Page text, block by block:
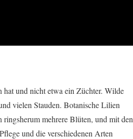
und nicht etwa ein Züchter. Wilde
vielen Stauden. Botanische Lilien
mehrere Blüten, und mit den
und die verschiedenen Arten